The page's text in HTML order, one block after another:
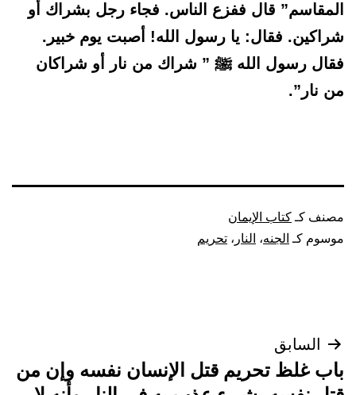
المقاسم” قال ففزع الناس. فجاء رجل بشراك أو
شراكين. فقال: يا رسول الله! أصبت يوم خبير.
فقال رسول الله ﷺ ” شراك من نار أو شراكان
من نار”.
مصنف كـكتاب الإيمان
موسوم كـ الجنه، النار ، تحريم
تصفّح
المقالات
السابق
باب غلظ تحريم قتل الإنسان نفسه وإن من